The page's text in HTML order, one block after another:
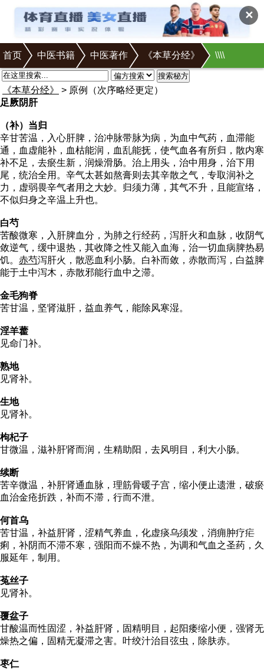
✕
首页 \
中医书籍 \
中医著作 \
《本草分经》 \
搜索秘方
《本草分经》
> 原例（次序略经更定）
足厥阴肝
（补）当归
辛甘苦温，入心肝脾，治冲脉带脉为病，为血中气药，血滞能
通，血虚能补，血枯能润，血乱能抚，使气血各有所归，散内寒
补不足，去瘀生新，润燥滑肠。治上用头，治中用身，治下用
尾，统治全用。辛气太甚如熬膏则去其辛散之气，专取润补之
力，虚弱畏辛气者用之大妙。归须力薄，其气不升，且能宣络，
不似归身之辛温上升也。
白芍
苦酸微寒，入肝脾血分，为肺之行经药，泻肝火和血脉，收阴气
敛逆气，缓中退热，其收降之性又能入血海，治一切血病脾热易
饥。 赤芍泻肝火，散恶血利小肠。白补而敛，赤散而泻，白益脾
能于土中泻木，赤散邪能行血中之滞。
金毛狗脊
苦甘温，坚肾滋肝，益血养气，能除风寒湿。
淫羊藿
见命门补。
熟地
见肾补。
生地
见肾补。
枸杞子
甘微温，滋补肝肾而润，生精助阳，去风明目，利大小肠。
续断
苦辛微温，补肝肾通血脉，理筋骨暖子宫，缩小便止遗泄，破瘀
血治金疮折跌，补而不滞，行而不泄。
何首乌
苦甘温，补益肝肾，涩精气养血，化虚痰乌须发，消痈肿疗疟
痢，补阴而不滞不寒，强阳而不燥不热，为调和气血之圣药，久
服延年，制用。
菟丝子
见肾补。
覆盆子
甘酸温而性固涩，补益肝肾，固精明目，起阳痿缩小便，强肾无
燥热之偏，固精无凝滞之害。叶绞汁治目弦虫，除肤赤。
枣仁